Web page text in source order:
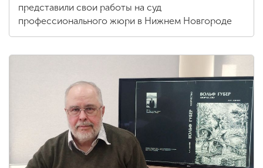
представили свои работы на суд
профессионального жюри в Нижнем Новгороде